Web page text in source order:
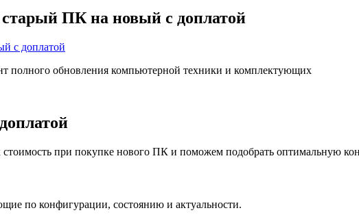
ПК на новый с доплатой
обновления компьютерной техники и комплектующих
при покупке нового ПК и поможем подобрать оптимальную
по конфигурации, состоянию и актуальности.